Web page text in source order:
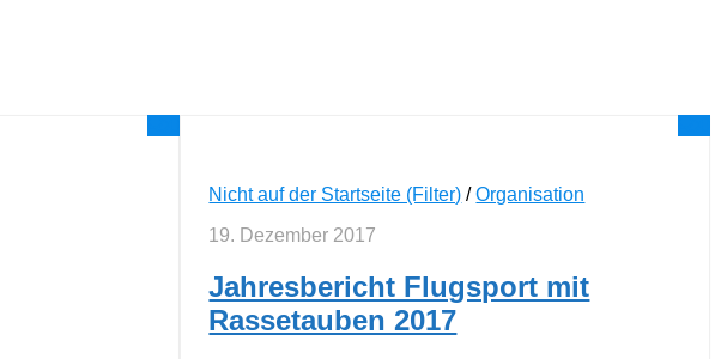
Nicht auf der Startseite (Filter) /Organisation
19. Dezember 2017
Jahresbericht Flugsport mit
Rassetauben 2017